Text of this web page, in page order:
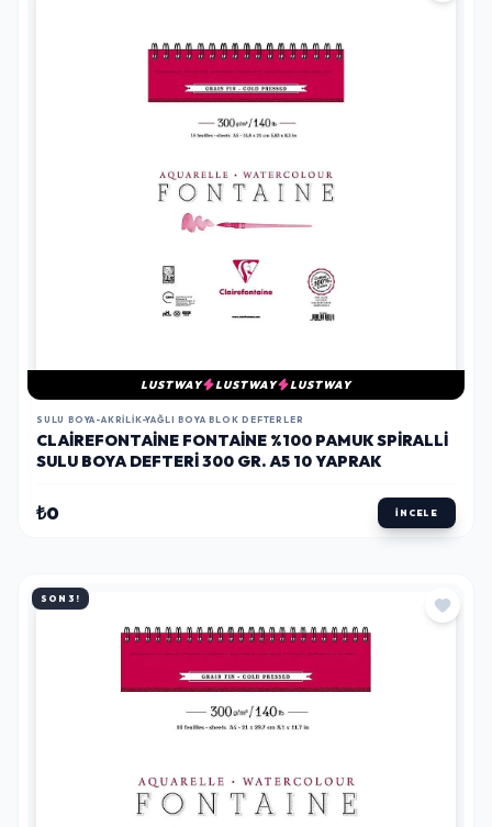
LUSTWAY LUSTWAY LUSTWAY
SULU BOYA-AKRILIK-YAĞLI BOYA BLOK DEFTERLER
CLAIREFONTAINE FONTAINE %100 PAMUK SPIRALLI
SULU BOYA DEFTERI 300 GR. A5 10 YAPRAK
₺0 İNCELE
SON 3!